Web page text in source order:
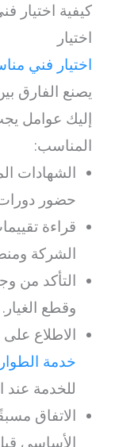
كيفية اختيار
اختيار
اختيار فني
يصنع الفارق
إليك عوامل
المناسب:
الشهادات
حضور دورات
قراءة
الشركة
التأكد من
وقطع الغيار.
الاطلاع
خدمة
للخدمة عند
الاتفاق
الأساسي